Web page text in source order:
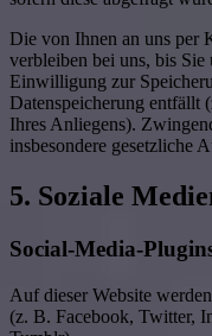
Die von Ihnen an uns per
verbleiben bei uns, bis
Einwilligung zur
Datenspeicherung entfällt
Ihres Anliegens).
insbesondere gesetzliche
5. Soziale
Social-Media-
Auf dieser Website
(z. B. Facebook, Twitter,